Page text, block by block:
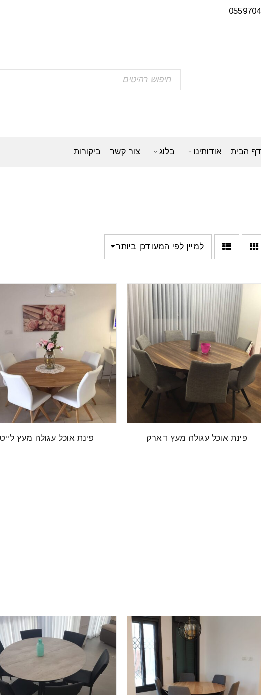
דף הבית אודותינו בלוג צור קשר ביקורות
למיין לפי המעודכן ביותר
פינת אוכל עגולה מעץ דארק פינת אוכל עגולה מעץ לייט